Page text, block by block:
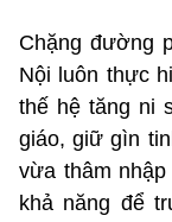
Chặng đường
Nội luôn thực
thế hệ tăng ni
giáo, giữ gìn
vừa thâm
khả năng để